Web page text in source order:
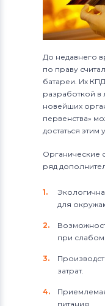
До недавнего
по праву
батареи. Их КПД
разработкой в
новейших
первенства»
достаться этим
Органические
ряд
для
при слабом
затрат.
питания.